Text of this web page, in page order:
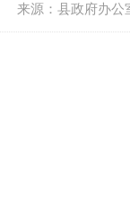
来源：县政府办公